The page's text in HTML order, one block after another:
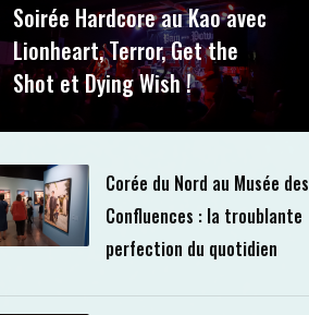
Soirée Hardcore au Kao avec
Lionheart, Terror, Get the
Shot et Dying Wish !
Corée du Nord au Musée des
Confluences : la troublante
perfection du quotidien